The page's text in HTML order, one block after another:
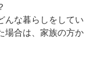
んな暮らしをしてい
場合は、家族の方か